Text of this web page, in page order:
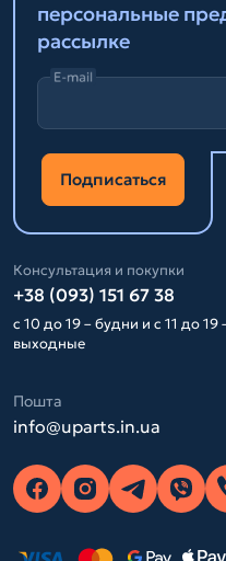
персональные
рассылке
E-mail
Подписаться
Консультация и покупки
+38 (093) 151 67 38
с 10 до 19 – будни и с 11 до 19
выходные
Пошта
info@uparts.in.ua